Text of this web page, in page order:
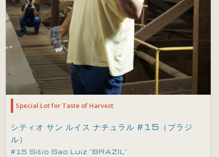
Special Lot for Taste of Harvest
シティオ サン ルイス ナチュラル #15（ブラジ
ル）
#15 Sitio Sao Luiz ”BRAZIL"